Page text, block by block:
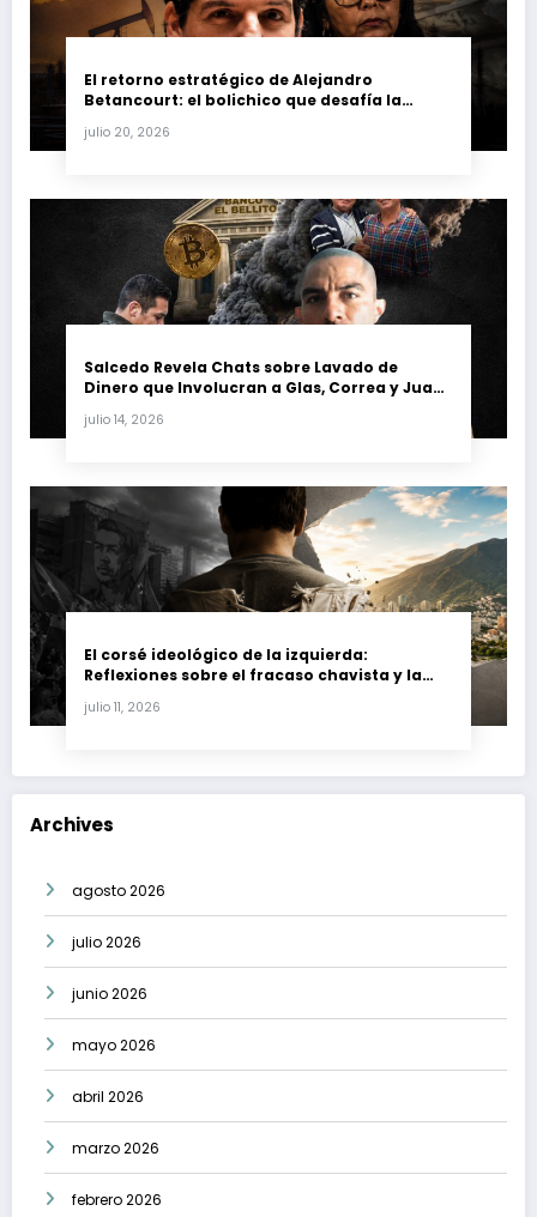
El retorno estratégico de Alejandro
Betancourt: el bolichico que desafía la
petrolera venezolana
julio 20, 2026
Salcedo Revela Chats sobre Lavado de
Dinero que Involucran a Glas, Correa y Juan
julio 14, 2026
El corsé ideológico de la izquierda:
Reflexiones sobre el fracaso chavista y la
julio 11, 2026
Archives
agosto 2026
julio 2026
junio 2026
mayo 2026
abril 2026
marzo 2026
febrero 2026